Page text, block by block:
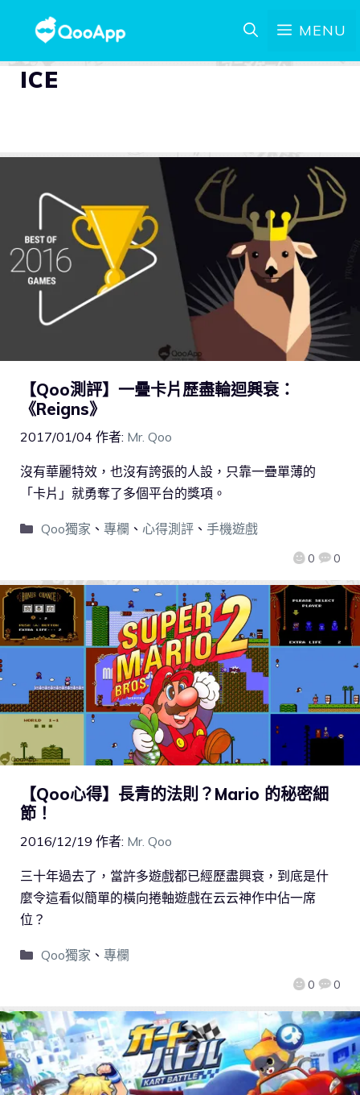
MENU
ICE
【Qoo測評】一疊卡片歷盡輪迴興衰：
《Reigns》
2017/01/04 作者: Mr. Qoo
0 0
沒有華麗特效，也沒有誇張的人設，只靠一疊單薄的
「卡片」就勇奪了多個平台的獎項。
Qoo獨家 、 專欄 、 心得測評、 手機遊戲
【Qoo心得】長青的法則？Mario 的秘密細
節！
2016/12/19 作者: Mr. Qoo
0 0
三十年過去了，當許多遊戲都已經歷盡興衰，到底是什
麼令這看似簡單的橫向捲軸遊戲在云云神作中佔一席
位？
Qoo獨家 、 專欄